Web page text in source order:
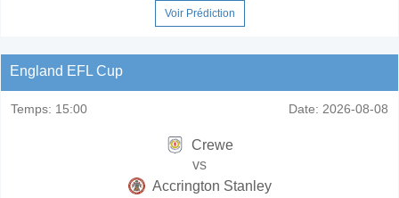
Voir Prédiction
England EFL Cup
Temps: 15:00 Date: 2026-08-08
Crewe
vs
Accrington Stanley